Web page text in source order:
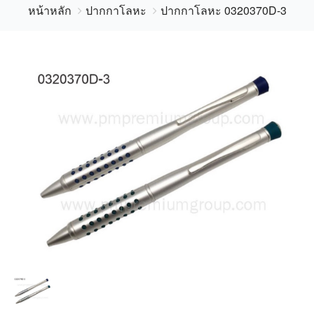
หน้าหลัก ปากกาโลหะ ปากกาโลหะ 0320370D-3